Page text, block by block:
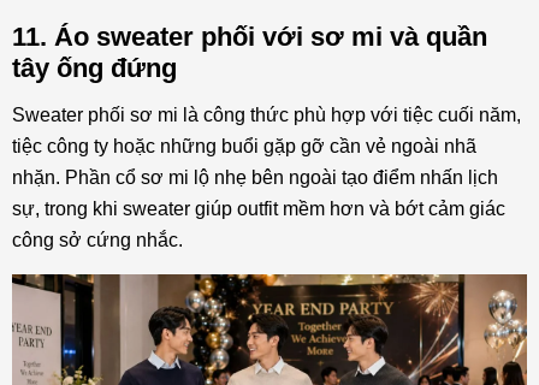
11. Áo sweater phối với sơ mi và quần
tây ống đứng
Sweater phối sơ mi là công thức phù hợp với tiệc cuối năm,
tiệc công ty hoặc những buổi gặp gỡ cần vẻ ngoài nhã
nhặn. Phần cổ sơ mi lộ nhẹ bên ngoài tạo điểm nhấn lịch
sự, trong khi sweater giúp outfit mềm hơn và bớt cảm giác
công sở cứng nhắc.